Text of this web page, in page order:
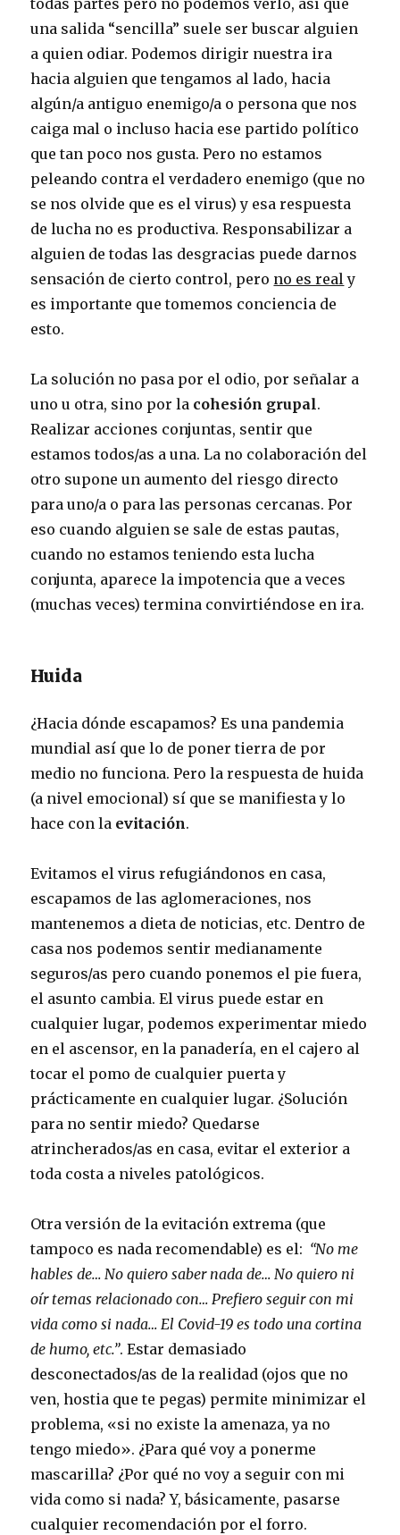
una salida “sencilla” suele ser buscar alguien
a quien odiar. Podemos dirigir nuestra ira
hacia alguien que tengamos al lado, hacia
algún/a antiguo enemigo/a o persona que nos
caiga mal o incluso hacia ese partido político
que tan poco nos gusta. Pero no estamos
peleando contra el verdadero enemigo (que no
se nos olvide que es el virus) y esa respuesta
de lucha no es productiva. Responsabilizar a
alguien de todas las desgracias puede darnos
sensación de cierto control, pero no es real y
es importante que tomemos conciencia de
esto.
La solución no pasa por el odio, por señalar a
uno u otra, sino por la cohesión grupal.
Realizar acciones conjuntas, sentir que
estamos todos/as a una. La no colaboración del
otro supone un aumento del riesgo directo
para uno/a o para las personas cercanas. Por
eso cuando alguien se sale de estas pautas,
cuando no estamos teniendo esta lucha
conjunta, aparece la impotencia que a veces
(muchas veces) termina convirtiéndose en ira.
Huida
¿Hacia dónde escapamos? Es una pandemia
mundial así que lo de poner tierra de por
medio no funciona. Pero la respuesta de huida
(a nivel emocional) sí que se manifiesta y lo
hace con la evitación.
Evitamos el virus refugiándonos en casa,
escapamos de las aglomeraciones, nos
mantenemos a dieta de noticias, etc. Dentro de
casa nos podemos sentir medianamente
seguros/as pero cuando ponemos el pie fuera,
el asunto cambia. El virus puede estar en
cualquier lugar, podemos experimentar miedo
en el ascensor, en la panadería, en el cajero al
tocar el pomo de cualquier puerta y
prácticamente en cualquier lugar. ¿Solución
para no sentir miedo? Quedarse
atrincherados/as en casa, evitar el exterior a
toda costa a niveles patológicos.
Otra versión de la evitación extrema (que
tampoco es nada recomendable) es el: “No me
hables de… No quiero saber nada de… No quiero ni
oír temas relacionado con… Prefiero seguir con mi
vida como si nada… El Covid-19 es todo una cortina
de humo, etc.”. Estar demasiado
desconectados/as de la realidad (ojos que no
ven, hostia que te pegas) permite minimizar el
problema, «si no existe la amenaza, ya no
tengo miedo». ¿Para qué voy a ponerme
mascarilla? ¿Por qué no voy a seguir con mi
vida como si nada? Y, básicamente, pasarse
cualquier recomendación por el forro.